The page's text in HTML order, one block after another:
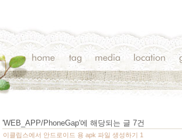
'WEB_APP/PhoneGap'에 해당되는 글 7건
이클립스에서 안드로이드 용 apk 파일 생성하기 1